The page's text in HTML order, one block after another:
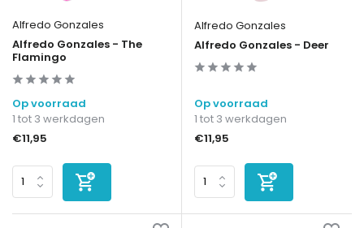
Alfredo Gonzales
Alfredo Gonzales - The
Flamingo
Op voorraad
1 tot 3 werkdagen
€11,95
Alfredo Gonzales
Alfredo Gonzales - Deer
Op voorraad
1 tot 3 werkdagen
€11,95